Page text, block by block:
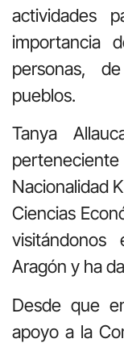
actividades
importancia
personas,
pueblos.
Tanya
Nacionalidad
Ciencias
Aragón y ha
Desde que
apoyo a la